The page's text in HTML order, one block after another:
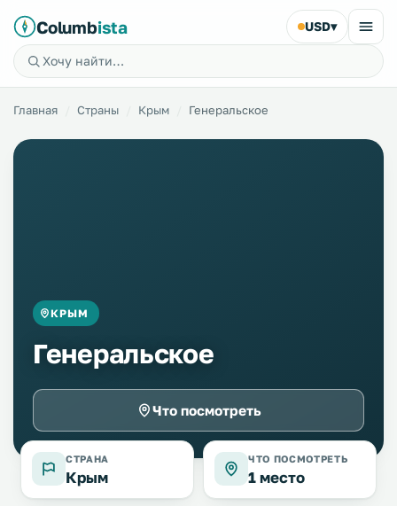
Columbista USD▾
Главная Страны Крым Генеральское
КРЫМ
Генеральское
Что посмотреть
СТРАНА
Крым
ЧТО ПОСМОТРЕТЬ
1 место